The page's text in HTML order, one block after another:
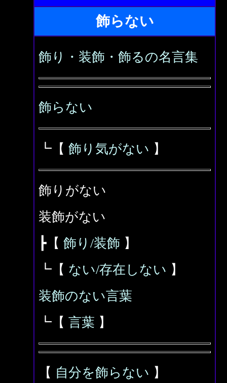
飾らない
飾り・装飾・飾るの名言集
飾らない
┗【 飾り気がない 】
飾りがない
装飾がない
┣【 飾り/装飾 】
┗【 ない/存在しない 】
装飾のない言葉
┗【 言葉 】
【 自分を飾らない 】